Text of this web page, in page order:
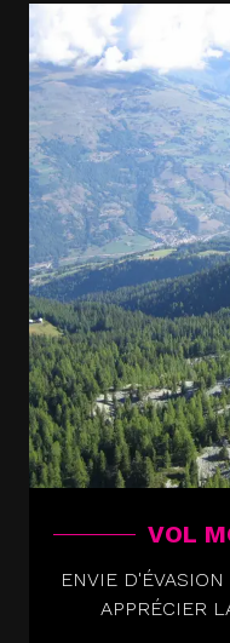
VOL
ENVIE
APPRÉCIER